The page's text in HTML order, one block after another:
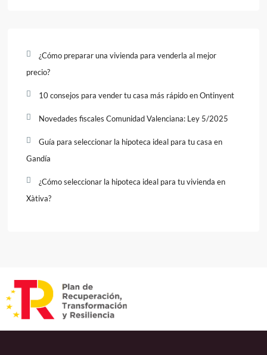
¿Cómo preparar una vivienda para venderla al mejor
precio?
10 consejos para vender tu casa más rápido en Ontinyent
Novedades fiscales Comunidad Valenciana: Ley 5/2025
Guía para seleccionar la hipoteca ideal para tu casa en
Gandía
¿Cómo seleccionar la hipoteca ideal para tu vivienda en
Xàtiva?